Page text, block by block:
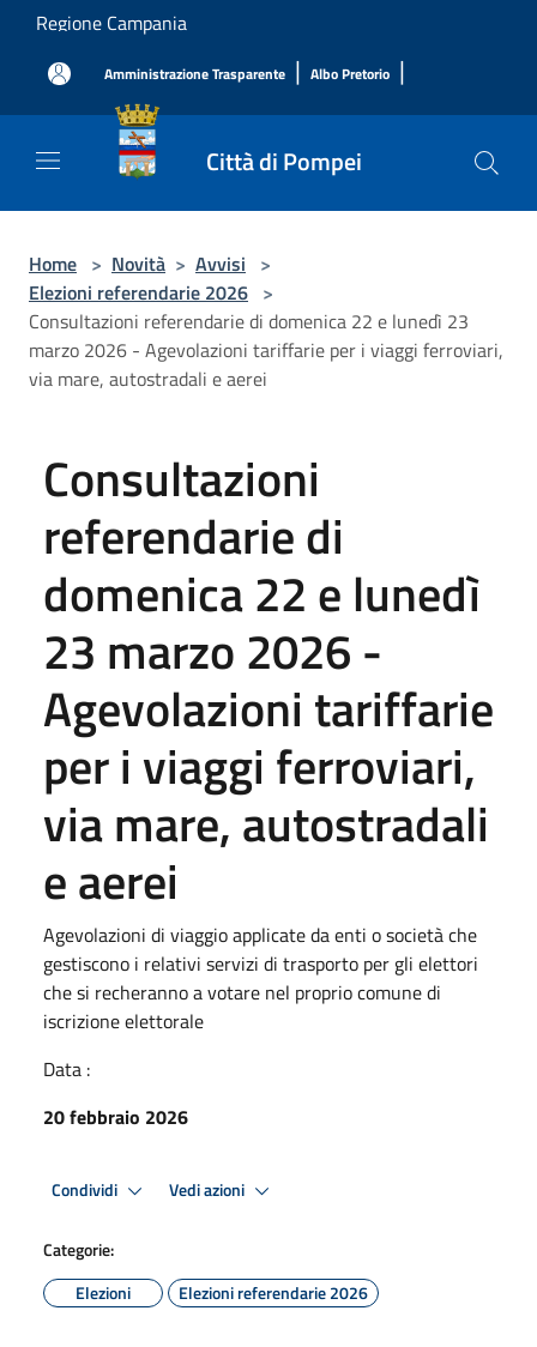
Salta al contenuto principale
Regione Campania
Amministrazione Trasparente | Albo Pretorio |
Città di Pompei
Home > Novità > Avvisi >
Elezioni referendarie 2026 >
Consultazioni referendarie di domenica 22 e lunedì 23
marzo 2026 - Agevolazioni tariffarie per i viaggi ferroviari,
via mare, autostradali e aerei
Consultazioni
referendarie di
domenica 22 e lunedì
23 marzo 2026 -
Agevolazioni tariffarie
per i viaggi ferroviari,
via mare, autostradali
e aerei
Agevolazioni di viaggio applicate da enti o società che
gestiscono i relativi servizi di trasporto per gli elettori
che si recheranno a votare nel proprio comune di
iscrizione elettorale
Data :
20 febbraio 2026
Condividi Vedi azioni
Categorie:
Elezioni
Elezioni referendarie 2026